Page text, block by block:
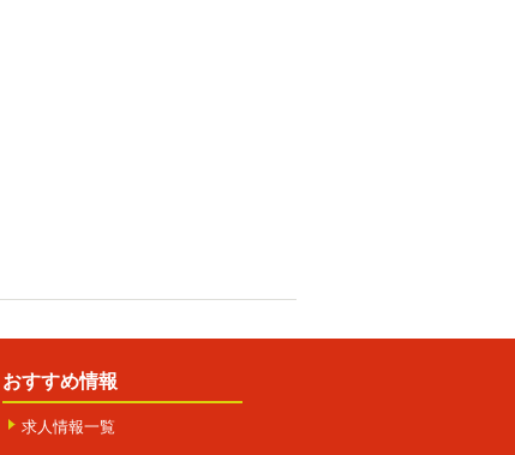
おすすめ情報
求人情報一覧